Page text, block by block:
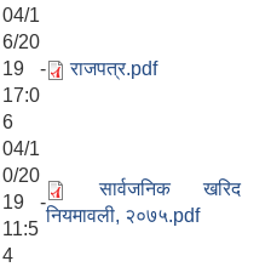
04/1
6/20
19 -
17:0
6
राजपत्र.pdf
04/1
0/20
19 -
11:5
4
सार्वजनिक खरिद
नियमावली, २०७५.pdf